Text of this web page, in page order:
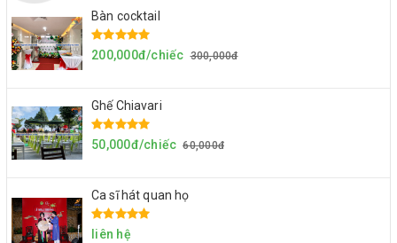
Bàn cocktail
200,000đ/chiếc 300,000đ
Ghế Chiavari
50,000đ/chiếc 60,000đ
Ca sĩ hát quan họ
liên hệ